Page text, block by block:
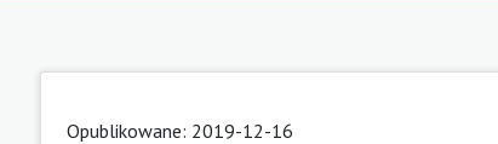
Opublikowane: 2019-12-16